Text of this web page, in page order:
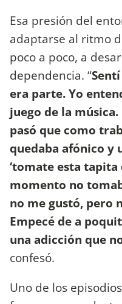
Esa presión del
adaptarse al ritmo
poco a poco, a
dependencia. “
era parte. Yo
juego de la
pasó que como
quedaba afónico y
‘tomate esta tapita
momento no
no me gustó, pero
Empecé de a
una adicción que
confesó.
Uno de los